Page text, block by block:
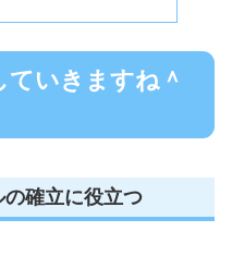
いきますね＾
確立に役立つ